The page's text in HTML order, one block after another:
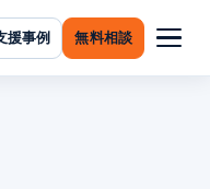
援事例 無料相談